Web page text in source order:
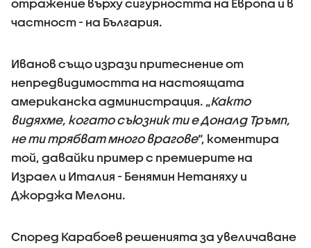
отражение върху сигурността на Европа и в
частност - на България.
Иванов също изрази притеснение от
непредвидимостта на настоящата
американска администрация. „Както
видяхме, когато съюзник ти е Доналд Тръмп,
не ти трябват много врагове“, коментира
той, давайки пример с премиерите на
Израел и Италия - Бенямин Нетаняху и
Джорджа Мелони.
Според Карабоев решенията за увеличаване